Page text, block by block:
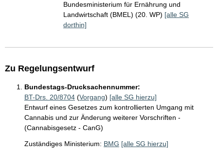
Bundesministerium für Ernährung und
Landwirtschaft (BMEL) (20. WP) [alle SG
dorthin]
Zu Regelungsentwurf
Bundestags-Drucksachennummer:
BT-Drs. 20/8704 (Vorgang) [alle SG hierzu]
Entwurf eines Gesetzes zum kontrollierten Umgang mit
Cannabis und zur Änderung weiterer Vorschriften -
(Cannabisgesetz - CanG)
Zuständiges Ministerium: BMG [alle SG hierzu]